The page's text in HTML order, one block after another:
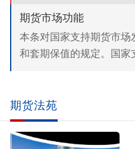
期货市场功能
本条对国家支持期货市
和套期保值的规定。国家
早...
期货法苑